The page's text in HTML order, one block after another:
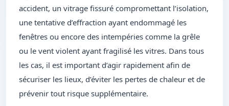
accident, un vitrage fissuré compromettant l’isolation,
une tentative d’effraction ayant endommagé les
fenêtres ou encore des intempéries comme la grêle
ou le vent violent ayant fragilisé les vitres. Dans tous
les cas, il est important d’agir rapidement afin de
sécuriser les lieux, d’éviter les pertes de chaleur et de
prévenir tout risque supplémentaire.